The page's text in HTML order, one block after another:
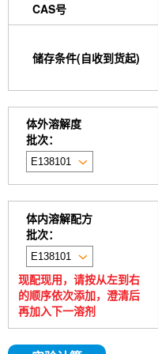
CAS号
储存条件(自收到货起)
体外溶解度
批次：
体内溶解配方
批次：
现配现用，请按从左到右
的顺序依次添加，澄清后
再加入下一溶剂